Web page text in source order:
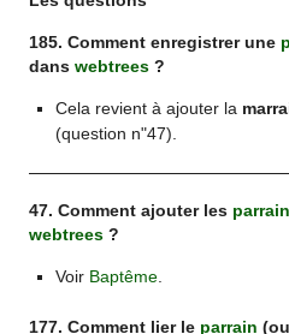
185. Comment enregistrer une
danswebtrees ?
Cela revient à ajouter la
(question n"47).
47. Comment ajouter les
webtrees ?
Voir Baptême.
177. Comment lier le parrain